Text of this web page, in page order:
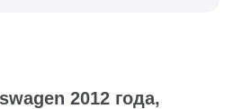
2012 года,